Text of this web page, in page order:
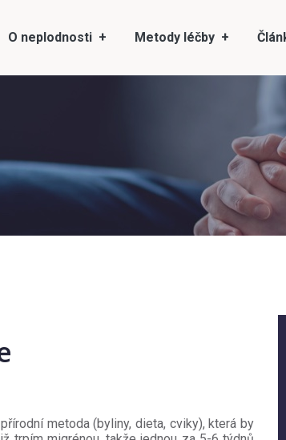
O neplodnosti Metody léčby
metoda (byliny, dieta, cviky), která by